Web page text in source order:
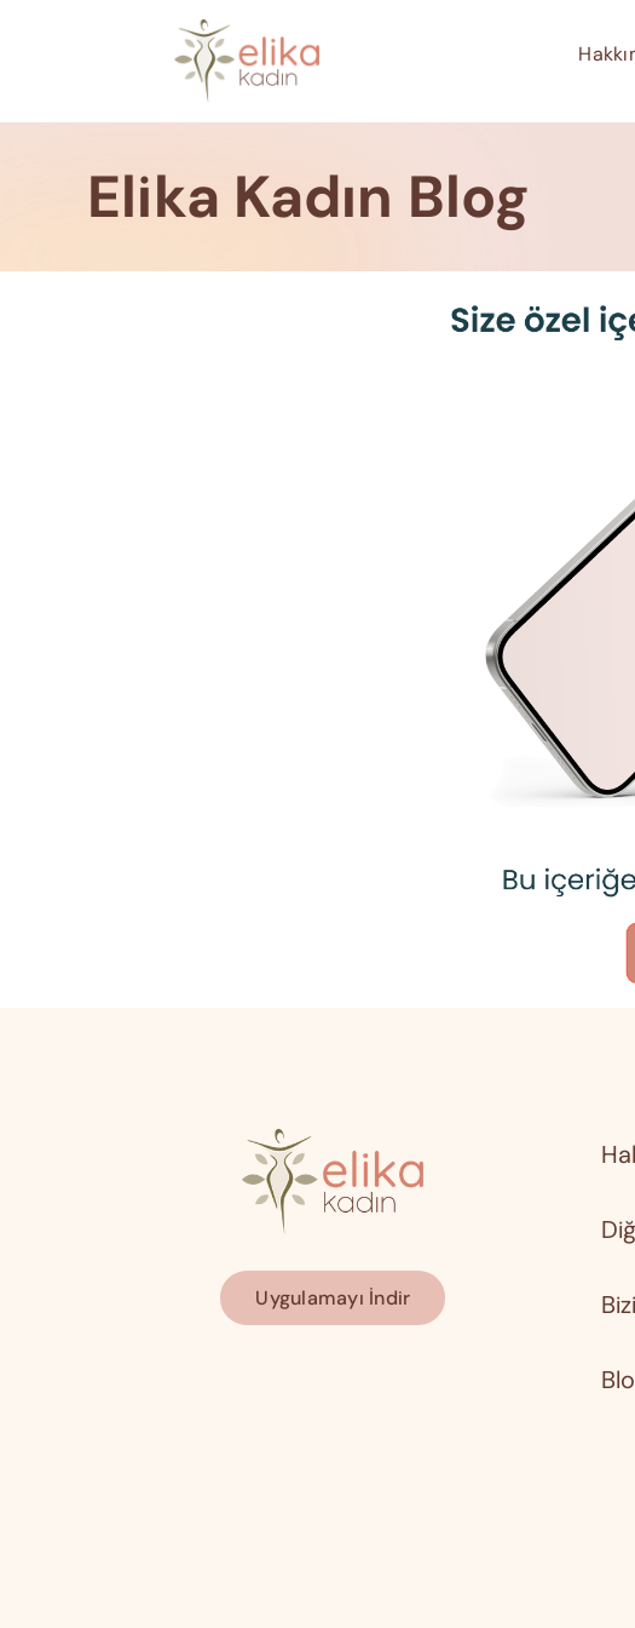
Elika Kadın Blog
Uygulamayı İndir